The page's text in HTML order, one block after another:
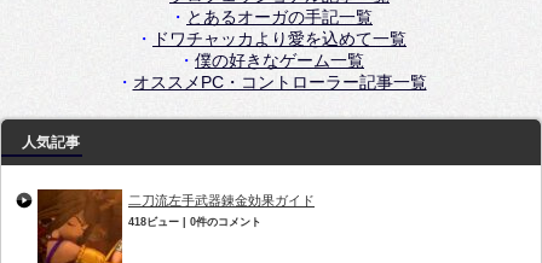
・ とあるオーガの手記一覧
・
ドワチャッカより愛を込めて一覧
・ 僕の好きなゲーム一覧
・ オススメPC・コントローラー記事一覧
人気記事
二刀流左手武器錬金効果ガイド
418ビュー 0件のコメント